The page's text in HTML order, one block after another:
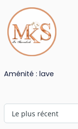
contenu
Aménité : lave